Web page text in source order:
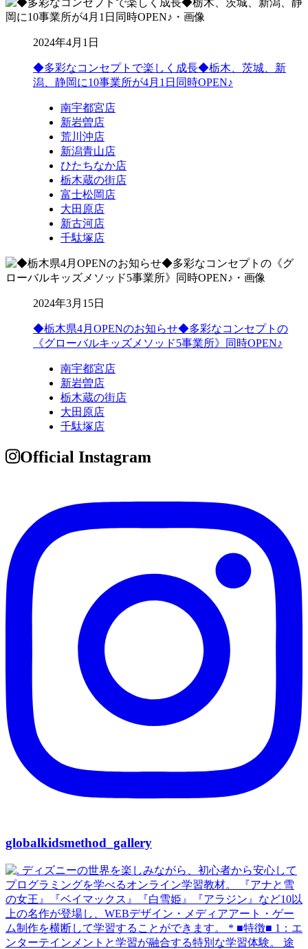
2024年4月1日
◆多彩なコンセプトで楽しく成長◆栃木、茨城、新
潟、静岡に10事業所が4月1日同時OPEN♪
南宇都宮店
新岩曽店
荒川沖店
新潟青山店
ひたちなか店
栃木蔵の街店
富士松岡店
大田原店
新古河店
千駄塚店
2024年3月15日
◆栃木県4月OPENのお知らせ◆多彩なコンセプトの
《グローバルキッズメソッド5事業所》同時OPEN♪
南宇都宮店
新岩曽店
栃木蔵の街店
大田原店
千駄塚店
Official Instagram
globalkidsmethod_gallery